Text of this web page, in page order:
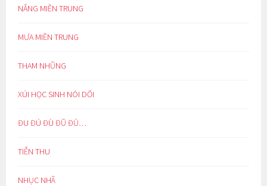
NẮNG MIỀN TRUNG
MƯA MIỀN TRUNG
THAM NHŨNG
XÚI HỌC SINH NÓI DỐI
ĐU ĐÚ ĐÙ ĐŨ ĐỦ…
TIỄN THU
NHỤC NHÃ